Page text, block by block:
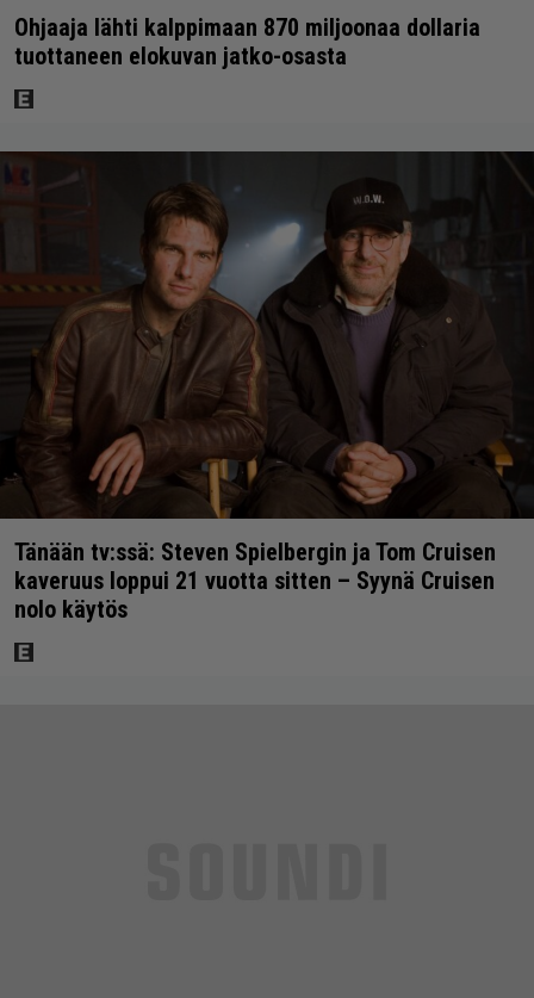
Ohjaaja lähti kalppimaan 870 miljoonaa dollaria
tuottaneen elokuvan jatko-osasta
Tänään tv:ssä: Steven Spielbergin ja Tom Cruisen
kaveruus loppui 21 vuotta sitten – Syynä Cruisen
nolo käytös